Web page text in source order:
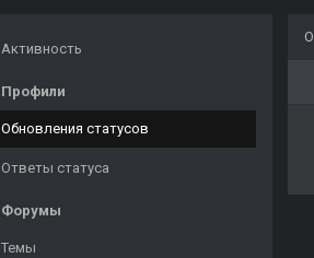
Активность
Профили
Обновления статусов
Ответы статуса
Форумы
Темы